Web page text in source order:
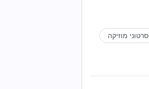
סרטוני מוזיקה